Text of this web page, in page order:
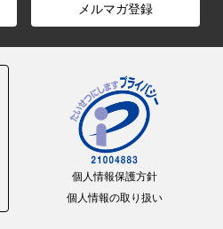
メルマガ登録
個人情報保護方針
個人情報の取り扱い